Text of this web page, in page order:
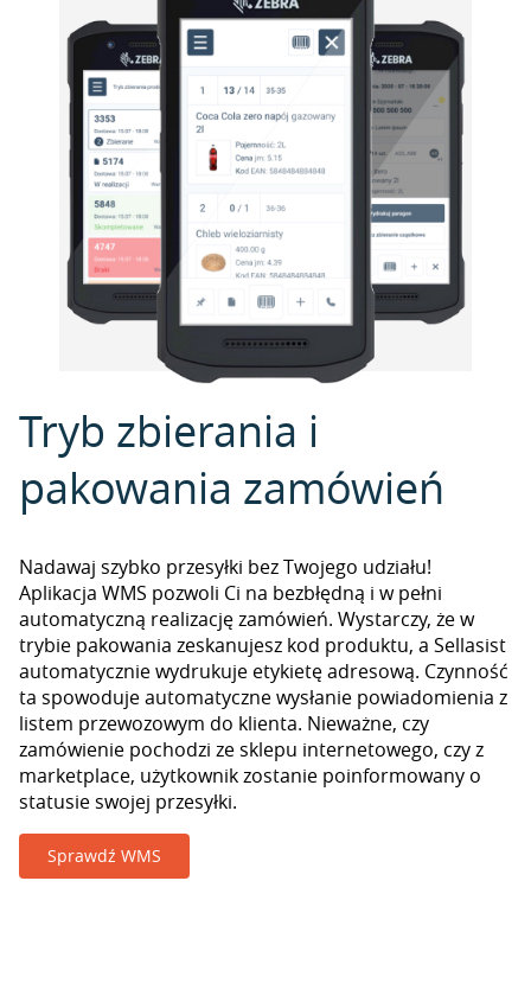
Tryb zbierania i
pakowania zamówień
Nadawaj szybko przesyłki bez Twojego udziału!
Aplikacja WMS pozwoli Ci na bezbłędną i w pełni
automatyczną realizację zamówień. Wystarczy, że w
trybie pakowania zeskanujesz kod produktu, a Sellasist
automatycznie wydrukuje etykietę adresową. Czynność
ta spowoduje automatyczne wysłanie powiadomienia z
listem przewozowym do klienta. Nieważne, czy
zamówienie pochodzi ze sklepu internetowego, czy z
marketplace, użytkownik zostanie poinformowany o
statusie swojej przesyłki.
Sprawdź WMS